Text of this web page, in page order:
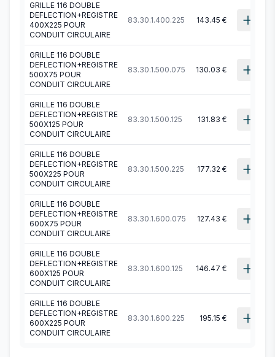
GRILLE 116 DOUBLE
DEFLECTION+REGISTRE
400X225 POUR
CONDUIT CIRCULAIRE
83.30.1.400.225 143.45 €
GRILLE 116 DOUBLE
DEFLECTION+REGISTRE
500X75 POUR
CONDUIT CIRCULAIRE
83.30.1.500.075 130.03 €
GRILLE 116 DOUBLE
DEFLECTION+REGISTRE
500X125 POUR
CONDUIT CIRCULAIRE
83.30.1.500.125 131.83 €
GRILLE 116 DOUBLE
DEFLECTION+REGISTRE
500X225 POUR
CONDUIT CIRCULAIRE
83.30.1.500.225 177.32 €
GRILLE 116 DOUBLE
DEFLECTION+REGISTRE
600X75 POUR
CONDUIT CIRCULAIRE
83.30.1.600.075 127.43 €
GRILLE 116 DOUBLE
DEFLECTION+REGISTRE
600X125 POUR
CONDUIT CIRCULAIRE
83.30.1.600.125 146.47 €
GRILLE 116 DOUBLE
DEFLECTION+REGISTRE
600X225 POUR
CONDUIT CIRCULAIRE
83.30.1.600.225 195.15 €